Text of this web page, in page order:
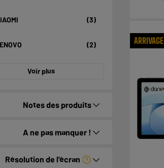
(3)
(2)
Voir plus
Notes des produits
A ne pas manquer !
Résolution de l'écran
ARRIVAGE